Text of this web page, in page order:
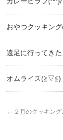
おやつクッキ
遠足に行ってきた
オムライス(≧▽≦)
← ２月のクッキング